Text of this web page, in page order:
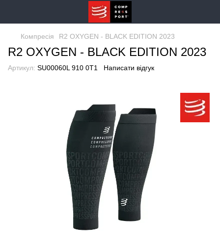
Компресія R2 OXYGEN - BLACK EDITION 2023
R2 OXYGEN - BLACK EDITION 2023
Артикул: SU00060L 910 0T1 Написати відгук